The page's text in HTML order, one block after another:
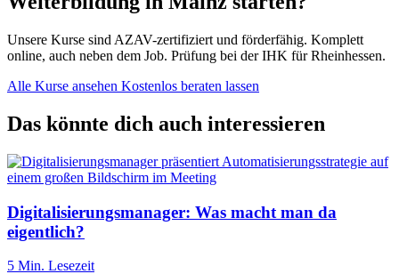
Unsere Kurse sind AZAV-zertifiziert und förderfähig. Komplett
online, auch neben dem Job. Prüfung bei der IHK für Rheinhessen.
Alle Kurse ansehen Kostenlos beraten lassen
Das könnte dich auch interessieren
Digitalisierungsmanager: Was macht man da
eigentlich?
5 Min. Lesezeit